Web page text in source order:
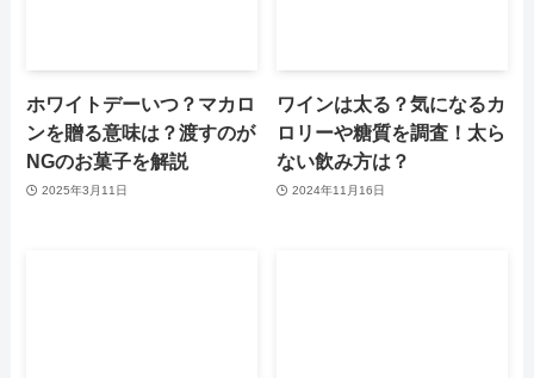
ホワイトデーいつ？マカロ
ンを贈る意味は？渡すのが
NGのお菓子を解説
2025年3月11日
ワインは太る？気になるカ
ロリーや糖質を調査！太ら
ない飲み方は？
2024年11月16日